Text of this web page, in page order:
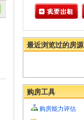
最近浏览过的房源
购房工具
购房能力评估